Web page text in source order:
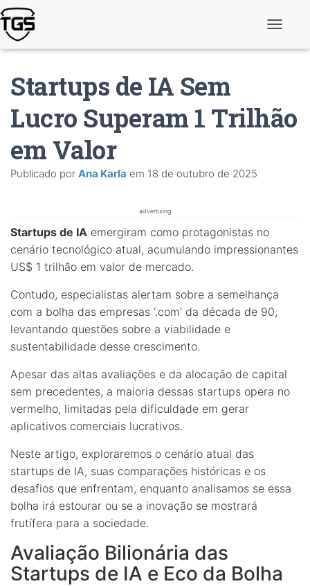
r
n
Startups de IA Sem
Lucro Superam 1 Trilhão
em Valor
Publicado por Ana Karla em 18 de outubro de 2025
advertising
Startups de IA emergiram como protagonistas no
cenário tecnológico atual, acumulando impressionantes
US$ 1 trilhão em valor de mercado.
Contudo, especialistas alertam sobre a semelhança
com a bolha das empresas ‘.com’ da década de 90,
levantando questões sobre a viabilidade e
sustentabilidade desse crescimento.
Apesar das altas avaliações e da alocação de capital
sem precedentes, a maioria dessas startups opera no
vermelho, limitadas pela dificuldade em gerar
aplicativos comerciais lucrativos.
Neste artigo, exploraremos o cenário atual das
startups de IA, suas comparações históricas e os
desafios que enfrentam, enquanto analisamos se essa
bolha irá estourar ou se a inovação se mostrará
frutífera para a sociedade.
Avaliação Bilionária das
Startups de IA e Eco da Bolha